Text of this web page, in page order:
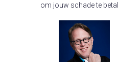
om jouw schade te